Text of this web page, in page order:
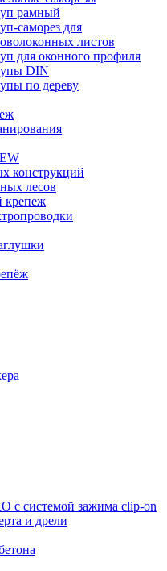
рамный
саморез для
листов
для оконного профиля
DIN
по дереву
конструкций
лесов
крепеж
с системой зажима clip-on
и дрели